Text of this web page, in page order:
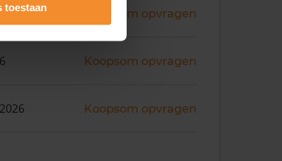
toestaan
Koopsom opvragen
Koopsom opvragen
Koopsom opvragen